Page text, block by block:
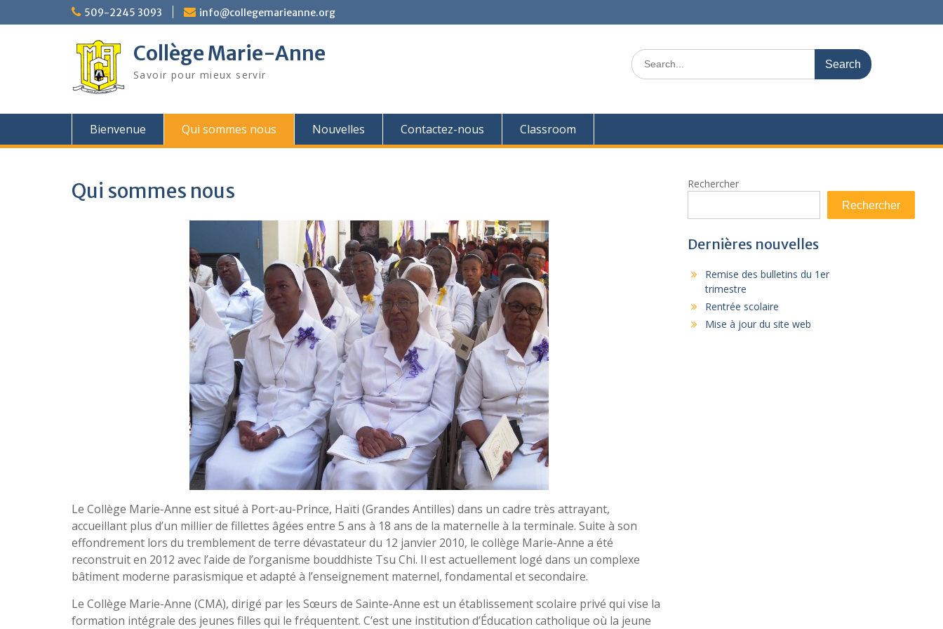
to
509-2245 3093 info@collegemarieanne.org
Collège Marie-Anne
Savoir pour mieux servir
Search
for:
Bienvenue Qui sommes nous Nouvelles Contactez-nous Classroom
Qui sommes nous
Le Collège Marie-Anne est situé à Port-au-Prince, Haïti (Grandes Antilles) dans un cadre très attrayant,
accueillant plus d’un millier de fillettes âgées entre 5 ans à 18 ans de la maternelle à la terminale. Suite à son
effondrement lors du tremblement de terre dévastateur du 12 janvier 2010, le collège Marie-Anne a été
reconstruit en 2012 avec l’aide de l’organisme bouddhiste Tsu Chi. Il est actuellement logé dans un complexe
bâtiment moderne parasismique et adapté à l’enseignement maternel, fondamental et secondaire.
Le Collège Marie-Anne (CMA), dirigé par les Sœurs de Sainte-Anne est un établissement scolaire privé qui vise la
formation intégrale des jeunes filles qui le fréquentent. C’est une institution d’Éducation catholique où la jeune
Rechercher
Rechercher
Dernières nouvelles
Remise des bulletins du 1er
trimestre
Rentrée scolaire
Mise à jour du site web